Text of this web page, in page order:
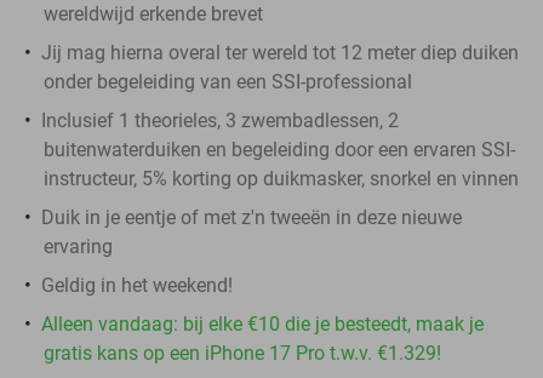
wereldwijd erkende brevet
Jij mag hierna overal ter wereld tot 12 meter diep duiken
onder begeleiding van een SSI-professional
Inclusief 1 theorieles, 3 zwembadlessen, 2
buitenwaterduiken en begeleiding door een ervaren SSI-
instructeur, 5% korting op duikmasker, snorkel en vinnen
Duik in je eentje of met z'n tweeën in deze nieuwe
ervaring
Geldig in het weekend!
Alleen vandaag: bij elke €10 die je besteedt, maak je
gratis kans op een iPhone 17 Pro t.w.v. €1.329!